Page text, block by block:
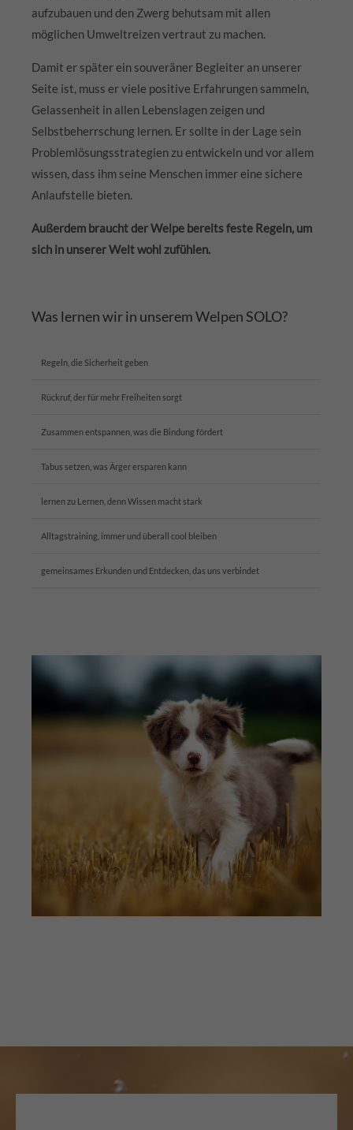
aufzubauen und den Zwerg behutsam mit allen
möglichen Umweltreizen vertraut zu machen.
Damit er später ein souveräner Begleiter an unserer
Seite ist, muss er viele positive Erfahrungen sammeln,
Gelassenheit in allen Lebenslagen zeigen und
Selbstbeherrschung lernen. Er sollte in der Lage sein
Problemlösungsstrategien zu entwickeln und vor allem
wissen, dass ihm seine Menschen immer eine sichere
Anlaufstelle bieten.
Außerdem braucht der Welpe bereits feste Regeln, um
sich in unserer Welt wohl zufühlen.
Was lernen wir in unserem Welpen SOLO?
Regeln, die Sicherheit geben
Rückruf, der für mehr Freiheiten sorgt
Zusammen entspannen, was die Bindung fördert
Tabus setzen, was Ärger ersparen kann
lernen zu Lernen, denn Wissen macht stark
Alltagstraining, immer und überall cool bleiben
gemeinsames Erkunden und Entdecken, das uns verbindet